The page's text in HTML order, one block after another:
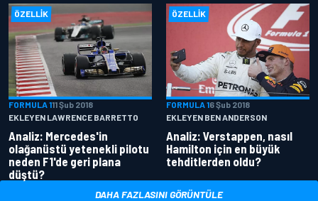
ÖZELLIK
FORMULA 111 Şub 2018
EKLEYEN LAWRENCE BARRETTO
Analiz: Mercedes'in
olağanüstü yetenekli pilotu
neden F1'de geri plana
düştü?
ÖZELLIK
FORMULA 16 Şub 2018
EKLEYEN BEN ANDERSON
Analiz: Verstappen, nasıl
Hamilton için en büyük
tehditlerden oldu?
DAHA FAZLASINI GÖRÜNTÜLE